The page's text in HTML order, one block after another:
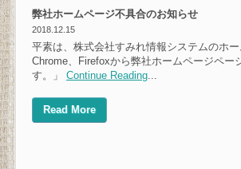
弊社ホームページ不具合のお知らせ
2018.12.15
平素は、株式会社すみれ情報システムのホ
Chrome、Firefoxから弊社ホームページペ
す。」 Continue Reading...
Read More